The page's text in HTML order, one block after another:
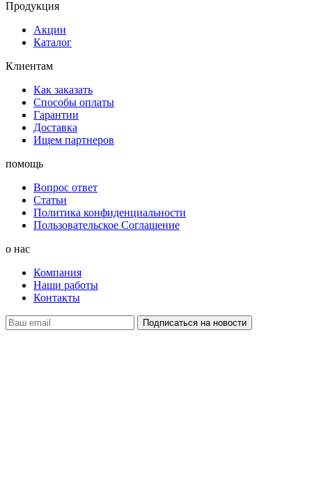
Продукция
Акции
Каталог
Клиентам
Как заказать
Способы оплаты
Гарантии
Доставка
Ищем партнеров
помощь
Вопрос ответ
Статьи
Политика конфиденциальности
Пользовательское Соглашение
о нас
Компания
Наши работы
Контакты